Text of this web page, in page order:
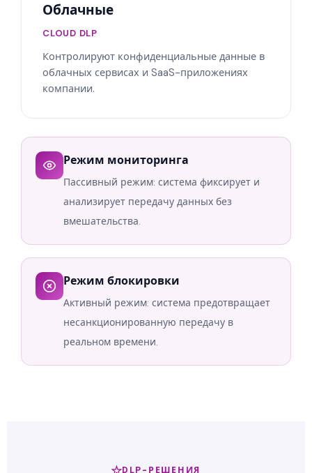
Облачные
CLOUD DLP
Контролируют конфиденциальные данные в
облачных сервисах и SaaS-приложениях
компании.
Режим мониторинга
Пассивный режим: система фиксирует и
анализирует передачу данных без
вмешательства.
Режим блокировки
Активный режим: система предотвращает
несанкционированную передачу в
реальном времени.
DLP-РЕШЕНИЯ